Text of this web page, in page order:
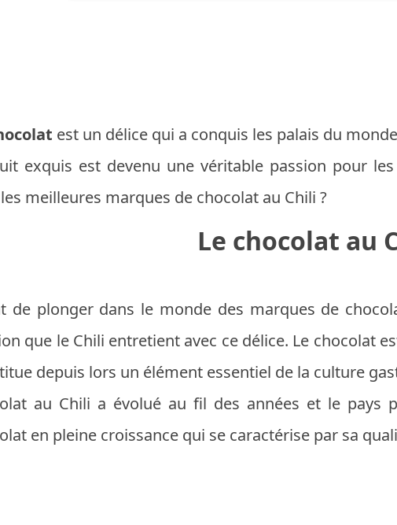
est un délice qui a conquis les palais du
exquis est devenu une véritable passion pour
meilleures marques de chocolat au Chili ?
Le chocolat au
de plonger dans le monde des marques de
que le Chili entretient avec ce délice. Le chocolat
depuis lors un élément essentiel de la culture
au Chili a évolué au fil des années et le pays
en pleine croissance qui se caractérise par sa